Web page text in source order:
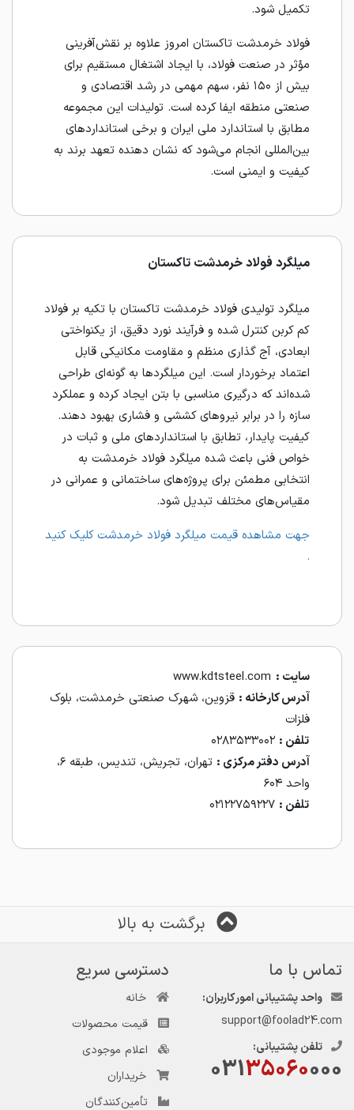
تکمیل شود.
فولاد خرمدشت تاکستان امروز علاوه بر نقش‌آفرینی
مؤثر در صنعت فولاد، با ایجاد اشتغال مستقیم برای
بیش از ۱۵۰ نفر، سهم مهمی در رشد اقتصادی و
صنعتی منطقه ایفا کرده است. تولیدات این مجموعه
مطابق با استاندارد ملی ایران و برخی استانداردهای
بین‌المللی انجام می‌شود که نشان‌ دهنده تعهد برند به
کیفیت و ایمنی است.
میلگرد فولاد خرمدشت تاکستان
میلگرد تولیدی فولاد خرمدشت تاکستان با تکیه بر فولاد
کم‌ کربن کنترل‌ شده و فرآیند نورد دقیق، از یکنواختی
ابعادی، آج‌ گذاری منظم و مقاومت مکانیکی قابل‌
اعتماد برخوردار است. این میلگردها به‌ گونه‌ای طراحی
شده‌اند که درگیری مناسبی با بتن ایجاد کرده و عملکرد
سازه را در برابر نیروهای کششی و فشاری بهبود دهند.
کیفیت پایدار، تطابق با استانداردهای ملی و ثبات در
خواص فنی باعث شده میلگرد فولاد خرمدشت به
انتخابی مطمئن برای پروژه‌های ساختمانی و عمرانی در
مقیاس‌های مختلف تبدیل شود.
جهت مشاهده قیمت میلگرد فولاد خرمدشت کلیک کنید
.
سایت :
آدرس کارخانه : قزوین، شهرک صنعتی خرمدشت، بلوک
فلزات
تلفن :
آدرس دفتر مرکزی :
تهران، تجریش، تندیس، طبقه ۶،
واحد ۶۰۴
تلفن :
برگشت به بالا
تماس با ما
واحد پشتیبانی امور کاربران:
support@foolad24.com
تلفن پشتیبانی:
03135060000
دسترسی سریع
خانه
قیمت محصولات
اعلام موجودی
خریداران
تأمین‌کنندگان